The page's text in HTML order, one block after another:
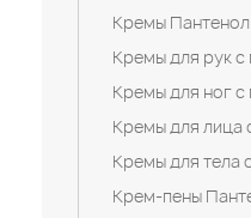
Кремы Пантенол
Кремы для рук с
Кремы для ног с
Кремы для лица
Кремы для тела
Крем-пены